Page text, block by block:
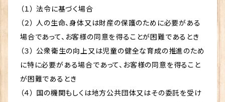
（１） 法令に基づく場合
（２） 人の生命、身体又は財産の保護のために必要がある
場合であって、お客様の同意を得ることが困難であるとき
（３） 公衆衛生の向上又は児童の健全な育成の推進のため
に特に必要がある場合であって、お客様の同意を得ること
が困難であるとき
（４） 国の機関もしくは地方公共団体又はその委託を受け